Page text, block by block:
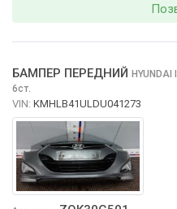
БАМПЕР ПЕРЕДНИЙ HYUNDAI
6ст.
VIN: KMHLB41ULDU041273